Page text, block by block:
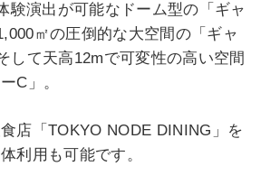
験演出が可能なドーム型の「ギャ
㎡の圧倒的な大空間の「ギャ
して天高12mで可変性の高い空間
C」。
店「TOKYO NODE DINING」を
利用も可能です。